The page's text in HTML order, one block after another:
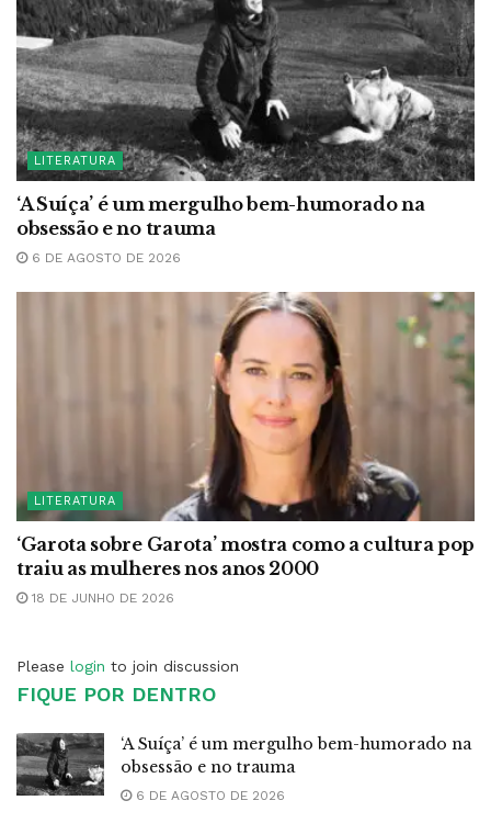
LITERATURA
‘A Suíça’ é um mergulho bem-humorado na
obsessão e no trauma
6 DE AGOSTO DE 2026
LITERATURA
‘Garota sobre Garota’ mostra como a cultura pop
traiu as mulheres nos anos 2000
18 DE JUNHO DE 2026
Please login to join discussion
FIQUE POR DENTRO
‘A Suíça’ é um mergulho bem-humorado na
obsessão e no trauma
6 DE AGOSTO DE 2026